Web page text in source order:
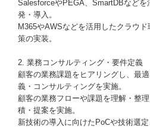
SalesforceやPEGA、SmartDBなどを
発・導入。
M365やAWSなどを活用したクラウ
策の実装。
2. 業務コンサルティング・要件定義
顧客の業務課題をヒアリングし、最
義・コンサルティングを実施。
顧客の業務フローや課題を理解・整
積・提案を実施。
新技術の導入に向けたPoCや技術選